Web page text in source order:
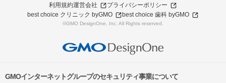
利用規約運営会社
プライバシーポリシー
best choice クリニック byGMO
best choice 歯科 byGMO
©GMO DesignOne, Inc. All Rights reserved.
GMOインターネットグループのセキュリティ事業について